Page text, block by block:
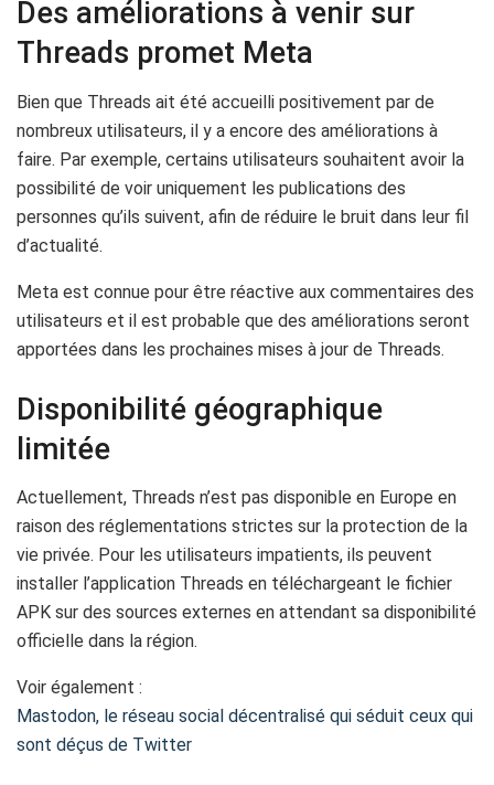
Des améliorations à venir sur
Threads promet Meta
Bien que Threads ait été accueilli positivement par de
nombreux utilisateurs, il y a encore des améliorations à
faire. Par exemple, certains utilisateurs souhaitent avoir la
possibilité de voir uniquement les publications des
personnes qu’ils suivent, afin de réduire le bruit dans leur fil
d’actualité.
Meta est connue pour être réactive aux commentaires des
utilisateurs et il est probable que des améliorations seront
apportées dans les prochaines mises à jour de Threads.
Disponibilité géographique
limitée
Actuellement, Threads n’est pas disponible en Europe en
raison des réglementations strictes sur la protection de la
vie privée. Pour les utilisateurs impatients, ils peuvent
installer l’application Threads en téléchargeant le fichier
APK sur des sources externes en attendant sa disponibilité
officielle dans la région.
Voir également :
Mastodon, le réseau social décentralisé qui séduit ceux qui
sont déçus de Twitter